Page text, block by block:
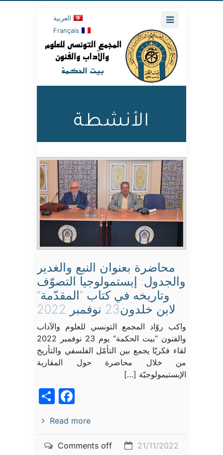
العربية
Français
الأنشطة
محاضرة بعنوان النبع والغدير
والجدول: إبستمولوجيا التصوّف
وتاريخه في كتاب “المقدّمة”
لابن خلدون23 نوفمبر 2022
واكب روّاد المجمع التونسي للعلوم والآداب
والفنون “بيت الحكمة” يوم 23 نوفمبر 2022
لقاء فكريّا يجمع بين التأمّل الفلسفي والتأريخ
من خلال محاضرة حول المقاربة
الإبستيمولوجيّة […]
Read more
21/11/2022
Comments off